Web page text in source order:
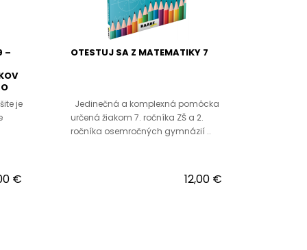
–
je
€
OTESTUJ SA Z MATEMATIKY 7
Jedinečná a komplexná pomôcka
určená žiakom 7. ročníka ZŠ a 2.
ročníka osemročných gymnázií ..
12,00 €